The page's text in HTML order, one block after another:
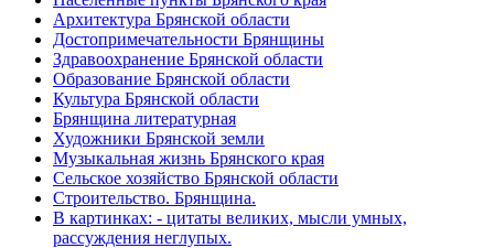
Архитектура Брянской области
Достопримечательности Брянщины
Здравоохранение Брянской области
Образование Брянской области
Культура Брянской области
Брянщина литературная
Художники Брянской земли
Музыкальная жизнь Брянского края
Сельское хозяйство Брянской области
Строительство. Брянщина.
В картинках: - цитаты великих, мысли умных,
рассуждения неглупых.